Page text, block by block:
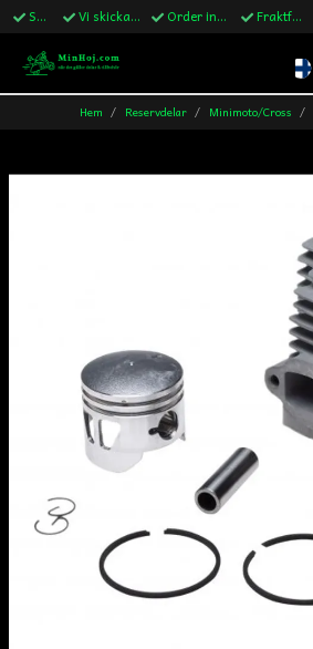
Snabba leveranser Vi skickar till Sverige,Danmark & Finland Order innan kl.13 skickas samma vardag Fraktfritt över 1200kr till Sverige
Hem Reservdelar Minimoto/Cross